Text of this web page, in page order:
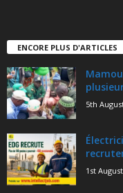
ENCORE PLUS D'ARTICLES
5th
1st